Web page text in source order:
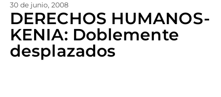
30 de junio, 2008
DERECHOS HUMANOS-
KENIA: Doblemente
desplazados